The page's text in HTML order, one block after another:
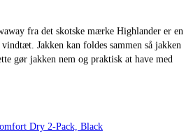
fra det skotske mærke Highlander er en
Jakken kan foldes sammen så jakken
gør jakken nem og praktisk at have med